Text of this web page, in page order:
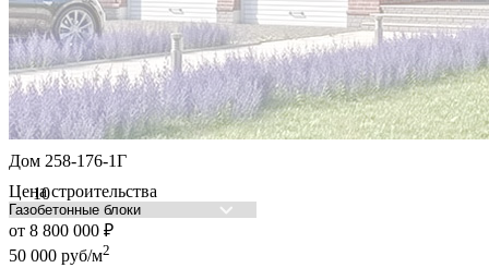
Дом 258-176-1Г
Цена строительства
от 8 800 000 ₽
50 000 руб/м2